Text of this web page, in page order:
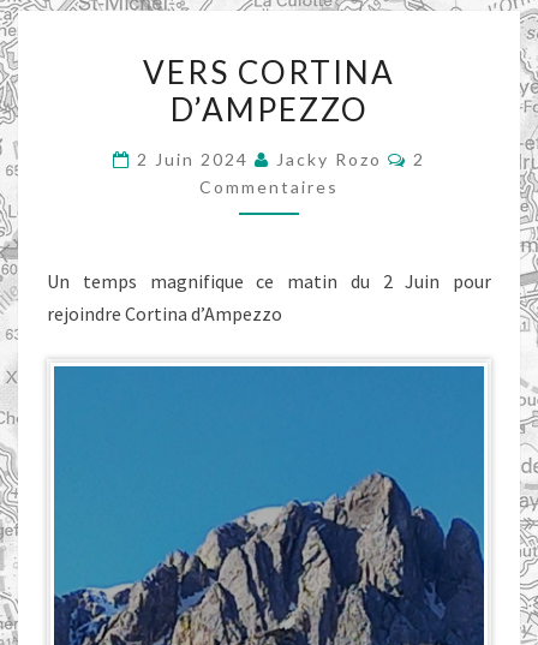
CORTINA
D’AMPEZZO
VERS CORTINA
D’AMPEZZO
2 Juin 2024 Jacky Rozo
2
Commentaires
Un temps magnifique ce matin du 2 Juin pour
rejoindre Cortina d’Ampezzo